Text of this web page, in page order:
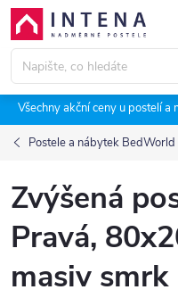
Přejít
obsah
Všechny akční ceny u postelí
Postele a nábytek
Zvýšená
Pravá,
masiv smrk